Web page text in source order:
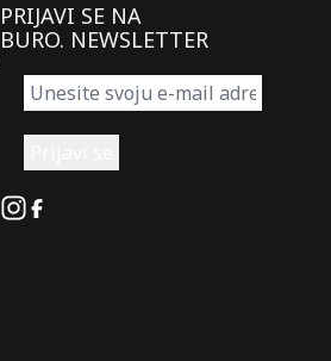
PRIJAVI SE NA
BURO. NEWSLETTER
Instagram
Facebook